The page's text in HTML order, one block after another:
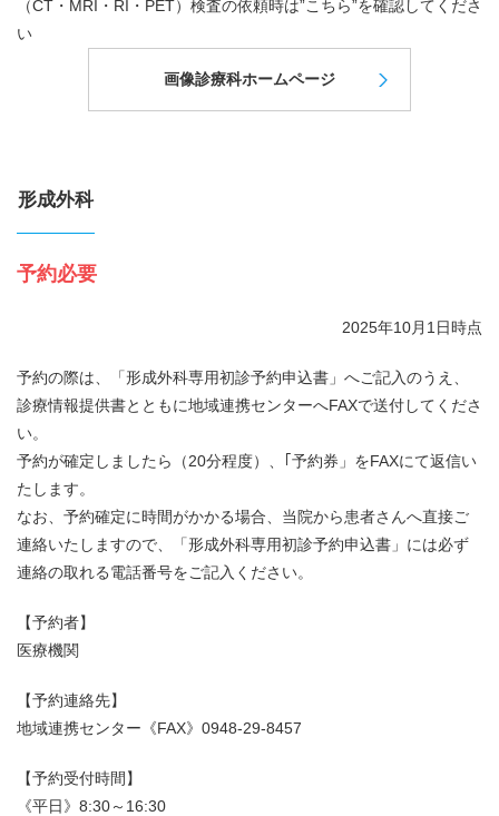
（CT・MRI・RI・PET）検査の依頼時は”こちら”を確認してくださ
い
画像診療科ホームページ
形成外科
予約必要
2025年10月1日時点
予約の際は、「形成外科専用初診予約申込書」へご記入のうえ、
診療情報提供書とともに地域連携センターへFAXで送付してくださ
い。
予約が確定しましたら（20分程度）、｢予約券」をFAXにて返信い
たします。
なお、予約確定に時間がかかる場合、当院から患者さんへ直接ご
連絡いたしますので、「形成外科専用初診予約申込書」には必ず
連絡の取れる電話番号をご記入ください。
【予約者】
医療機関
【予約連絡先】
地域連携センター《FAX》0948-29-8457
【予約受付時間】
《平日》8:30～16:30